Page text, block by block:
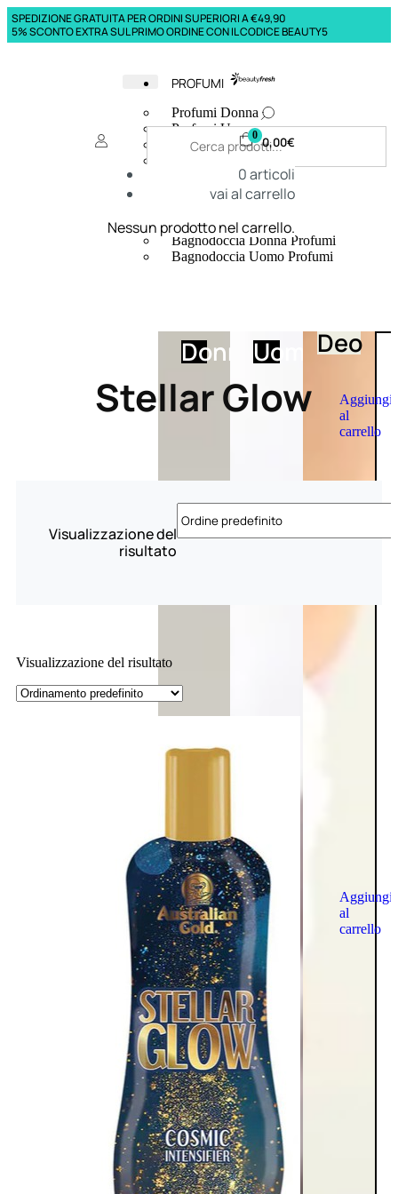
SPEDIZIONE GRATUITA PER ORDINI SUPERIORI A €49,90
5% SCONTO EXTRA SUL PRIMO ORDINE CON IL CODICE BEAUTY5
PROFUMI
Profumi Donna
Profumi Uomo
Deodoranti Donna
Corpo Donna
Corpo Uomo
Creme Mani
Bagnodoccia Donna Profumi
Bagnodoccia Uomo Profumi
DonnaUomoDeo
Aggiungi
al
carrello
Aggiungi
al
carrello
0 0,00€
0articoli
vai al carrello
Nessun prodotto nel carrello.
Stellar Glow
Visualizzazione del
risultato
Visualizzazione del risultato